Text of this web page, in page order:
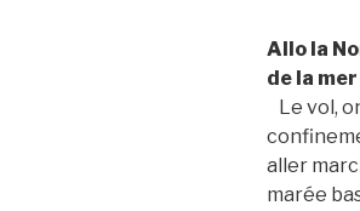
Allo la
de la
Le vol,
aller
marée